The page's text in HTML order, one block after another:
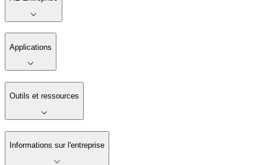
Applications
Outils et ressources
Informations sur l'entreprise